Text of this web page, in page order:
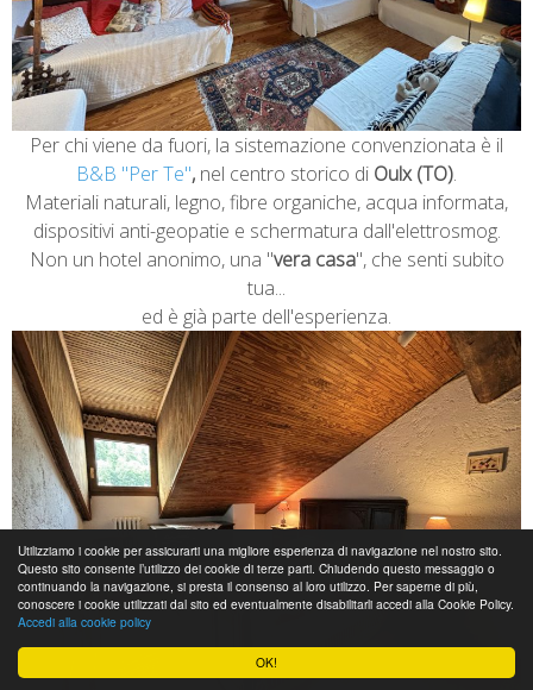
OK!
Utilizziamo i cookie per assicurarti una migliore esperienza di navigazione nel nostro sito.
Questo sito consente l’utilizzo dei cookie di terze parti. Chiudendo questo messaggio o
continuando la navigazione, si presta il consenso al loro utilizzo. Per saperne di più,
conoscere i cookie utilizzati dal sito ed eventualmente disabilitarli accedi alla Cookie Policy.
Accedi alla cookie policy
Per chi viene da fuori, la sistemazione convenzionata è il
B&B "Per Te", nel centro storico di Oulx (TO).
Materiali naturali, legno, fibre organiche, acqua informata,
dispositivi anti-geopatie e schermatura dall'elettrosmog.
Non un hotel anonimo, una "vera casa", che senti subito
tua...
ed è già parte dell'esperienza.